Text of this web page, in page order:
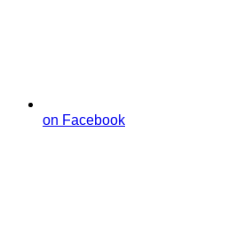
on Facebook